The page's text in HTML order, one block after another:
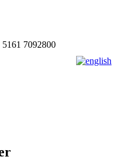
5161 7092800